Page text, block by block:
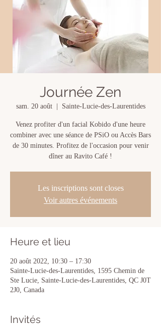
Journée Zen
sam. 20 août
  |
Sainte-Lucie-des-Laurentides
Venez profiter d'un facial Kobido d'une heure
combiner avec une séance de PSiO ou Accès Bars
de 30 minutes. Profitez de l'occasion pour venir
dîner au Ravito Café !
Les inscriptions sont closes
Voir autres événements
Heure et lieu
20 août 2022, 10:30 – 17:30
Sainte-Lucie-des-Laurentides, 1595 Chemin de
Ste Lucie, Sainte-Lucie-des-Laurentides, QC J0T
2J0, Canada
Invités